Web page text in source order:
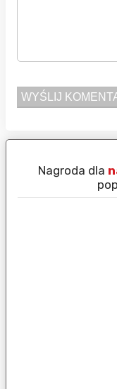
WYŚLIJ
Nagroda dla